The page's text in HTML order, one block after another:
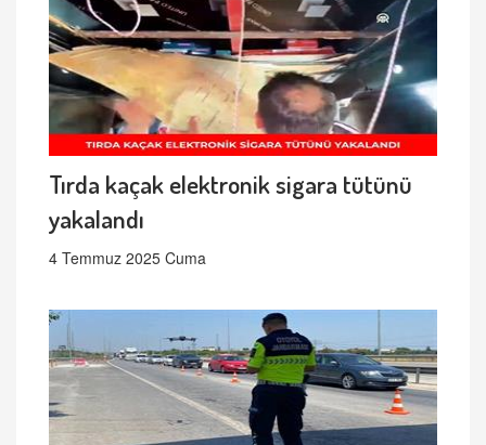
Tırda kaçak elektronik sigara tütünü
yakalandı
4 Temmuz 2025 Cuma